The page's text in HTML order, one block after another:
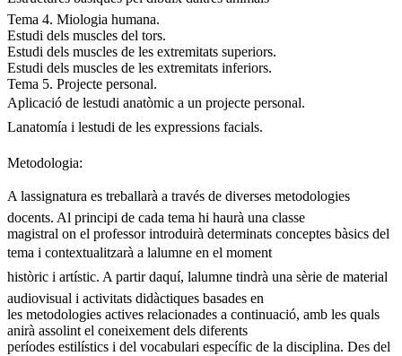
Tema 4. Miologia humana.
Estudi dels muscles del tors.
Estudi dels muscles de les extremitats superiors.
Estudi dels muscles de les extremitats inferiors.
Tema 5. Projecte personal.
Aplicació de lestudi anatòmic a un projecte personal.
Lanatomía i lestudi de les expressions facials.
Metodologia:
A lassignatura es treballarà a través de diverses metodologies
docents. Al principi de cada tema hi haurà una classe
magistral on el professor introduirà determinats conceptes bàsics del
tema i contextualitzarà a lalumne en el moment
històric i artístic. A partir daquí, lalumne tindrà una sèrie de material
audiovisual i activitats didàctiques basades en
les metodologies actives relacionades a continuació, amb les quals
anirà assolint el coneixement dels diferents
períodes estilístics i del vocabulari específic de la disciplina. Des del